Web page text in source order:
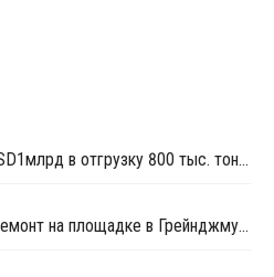
Ineos инвестирует более USD1млрд в отгрузку 800 тыс. тонн этана из США в Европу
Ineos планирует провести ремонт на площадке в Грейнджмуте в августе